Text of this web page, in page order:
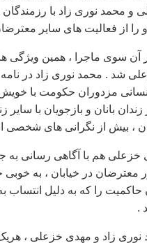
و محمد نوری زاد با
را از فعاليت های ساير
آن سوی ماجرا ، همين
شد . محمد نوری زاد در نامه
مزدوران حکومت با خويش
زندان بانان و بازجويان با
، بيش از نگرانی های شخصی
خزعلی هم با آگاهی رسانی
معترضان در خيابان ، به
را که به دليل انتساب
.
نوری زاد و مهدی خزعلی ،